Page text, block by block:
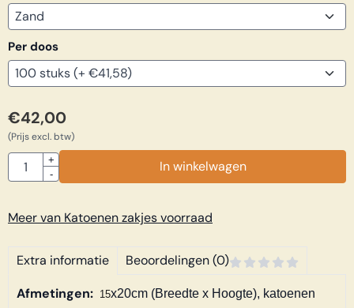
Per doos
€42,00
(Prijs excl. btw)
Aantal
+
-
In winkelwagen
Meer van Katoenen zakjes voorraad
Extra informatie
Beoordelingen (0)
Afmetingen: 15x20cm (Breedte x Hoogte), katoenen